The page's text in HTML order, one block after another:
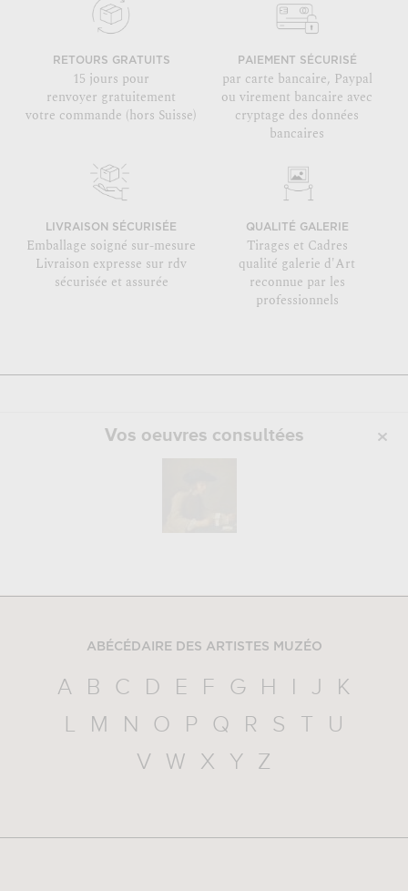
RETOURS GRATUITS
15 jours pour
renvoyer gratuitement
votre commande (hors Suisse)
PAIEMENT SÉCURISÉ
par carte bancaire, Paypal
ou virement bancaire avec
cryptage des données
bancaires
LIVRAISON SÉCURISÉE
Emballage soigné sur-mesure
Livraison expresse sur rdv
sécurisée et assurée
QUALITÉ GALERIE
Tirages et Cadres
qualité galerie d'Art
reconnue par les
professionnels
Vos oeuvres consultées
ABÉCÉDAIRE DES ARTISTES MUZÉO
A B C D E F G H I J
K
L
M N O P Q R S T
U
V
W X Y Z